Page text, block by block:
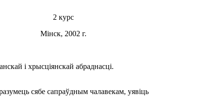
2 курс
Мінск, 2002 г.
і хрысціянскай абраднасці.
сябе сапраўдным чалавекам, уявiць